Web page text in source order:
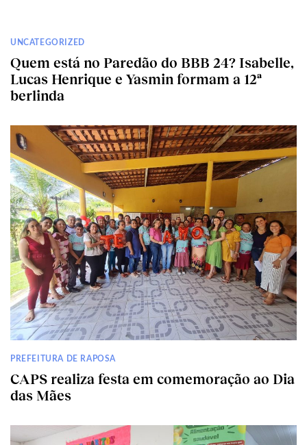
UNCATEGORIZED
Quem está no Paredão do BBB 24? Isabelle,
Lucas Henrique e Yasmin formam a 12ª
berlinda
PREFEITURA DE RAPOSA
CAPS realiza festa em comemoração ao Dia
das Mães